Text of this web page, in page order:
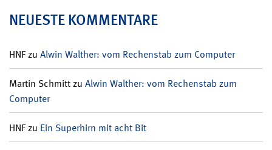
NEUESTE KOMMENTARE
HNFzu Alwin Walther: vom Rechenstab zum Computer
Martin Schmittzu Alwin Walther: vom Rechenstab zum
Computer
HNFzu Ein Superhirn mit acht Bit